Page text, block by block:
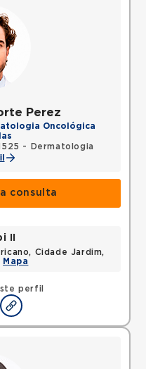
Perez
Oncológica
- Dermatologia
consulta
perfil
II
Cidade Jardim,
Mapa